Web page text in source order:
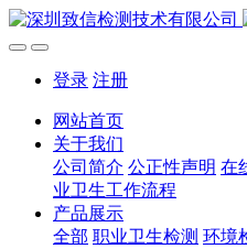
登录 注册
网站首页
关于我们
公司简介 公正性声明 在
业卫生工作流程
产品展示
全部 职业卫生检测 环境